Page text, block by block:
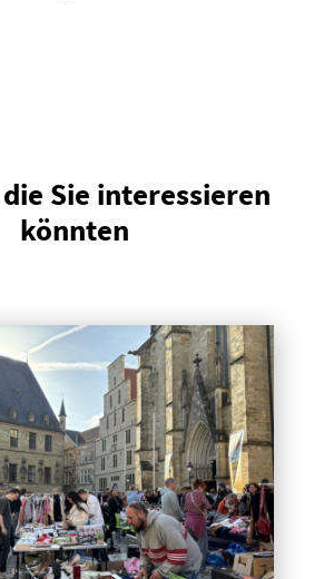
Sie interessieren
könnten